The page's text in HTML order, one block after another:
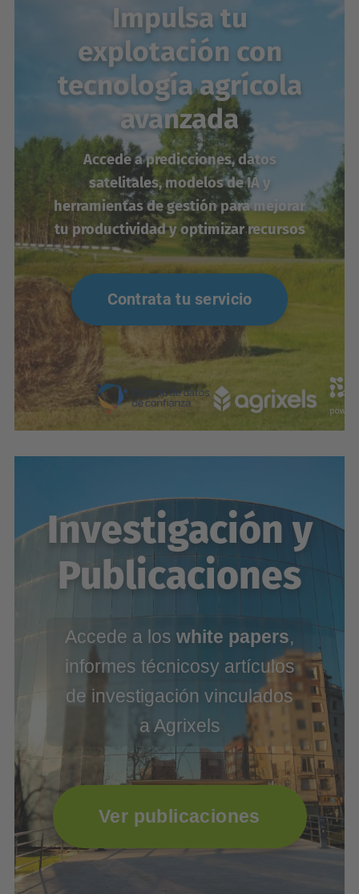
Impulsa tu
explotación con
tecnología agrícola
avanzada
Accede a predicciones, datos
satelitales, modelos de IA y
herramientas de gestión para mejorar
tu productividad y optimizar recursos
Contrata tu servicio
Investigación y
Publicaciones
Accede a los white papers,
informes técnicosy artículos
de investigación vinculados
a Agrixels
Ver publicaciones